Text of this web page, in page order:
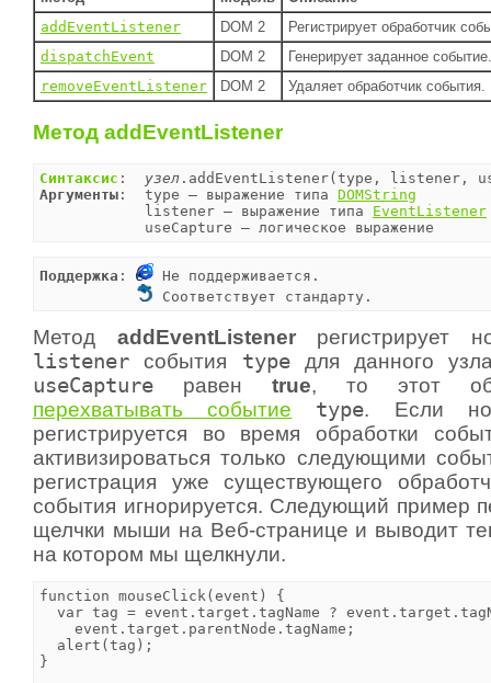
addEventListener
DOM 2
Регистрирует обработчик
dispatchEvent
DOM 2
Генерирует заданное событие.
removeEventListener
DOM 2 Удаляет обработчик события.
Метод addEventListener
Синтаксис : узел
Аргументы :  type — выражение типа DOMString
            listener — выражение типа
EventListener
            useCapture — логическое выражение
Поддержка :
Не поддерживается.
Соответствует стандарту.
Метод addEventListenerрегистрирует
listener события typeдля данного
useCapture равен true, то этот
перехватывать событие
type. Если
регистрируется во время обработки
активизироваться только следующими
регистрация уже существующего
события игнорируется. Следующий пример
щелчки мыши на Веб-странице и выводит
на котором мы щелкнули.
function mouseClick(event) {
var tag = event.target.tagName ?
    event.target.parentNode.tagName;
  alert(tag);
}